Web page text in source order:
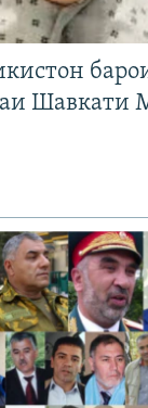
Шавкати